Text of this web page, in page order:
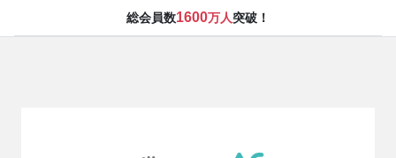
総会員数1600万人突破！